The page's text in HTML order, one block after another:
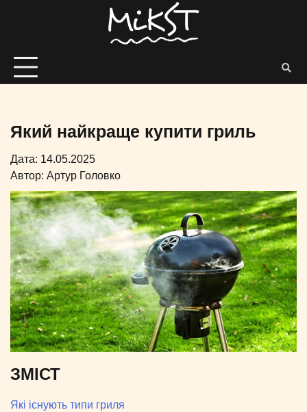
Який найкраще купити гриль
Дата: 14.05.2025
Автор: Артур Головко
ЗМІСТ
Які існують типи гриля